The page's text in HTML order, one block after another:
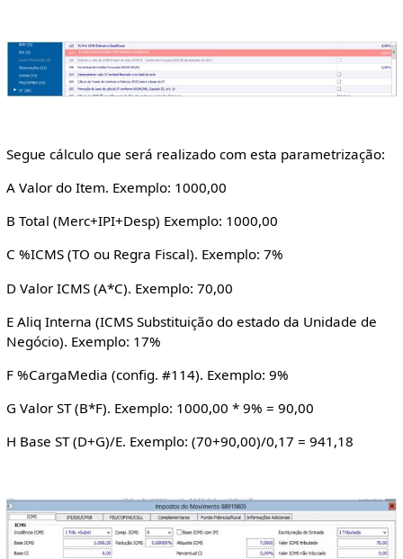
Segue cálculo que será realizado com esta parametrização:
A Valor do Item. Exemplo: 1000,00
B Total (Merc+IPI+Desp) Exemplo: 1000,00
C %ICMS (TO ou Regra Fiscal). Exemplo: 7%
D Valor ICMS (A*C). Exemplo: 70,00
E Aliq Interna (ICMS Substituição do estado da Unidade de
Negócio). Exemplo: 17%
F %CargaMedia (config. #114). Exemplo: 9%
G Valor ST (B*F). Exemplo: 1000,00 * 9% = 90,00
H Base ST (D+G)/E. Exemplo: (70+90,00)/0,17 = 941,18